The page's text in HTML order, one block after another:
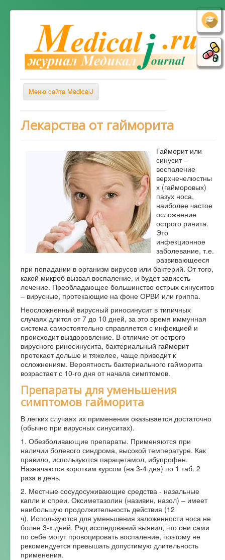
Меню сайта MedicalJ
Весь Медикал
Симптомы
Заболевания
Диагностика
Советы врача
Альтернативная медицина
Форум
Лекарства от гайморита
Гайморит или
синусит –
воспаление
верхнечелюстны
х (гайморовых)
пазух носа,
наиболее частое
осложнение
острого ринита.
Это
инфекционное
заболевание, т.е.
развивающееся
при попадании в организм вирусов или бактерий. От того,
какой микроб вызвал воспаление, и будет зависеть
лечение. Преобладающее большинство острых синуситов
– вирусные, протекающие на фоне ОРВИ или гриппа.
Неосложненный вирусный риносинусит в типичных
случаях длится от 7 до 10 дней, за это время иммунная
система самостоятельно справляется с инфекцией и
происходит выздоровление. В отличие от острого
вирусного риносинусита, бактериальный гайморит
протекает дольше и тяжелее, чаще приводит к
осложнениям. Вероятность бактериального гайморита
возрастает с 10-го дня от начала симптомов.
Препараты для уменьшения
симптомов гайморита
В легких случаях их применения оказывается достаточно
(обычно при вирусных синуситах).
1. Обезболивающие препараты. Применяются при
наличии болевого синдрома, высокой температуре. Как
правило, используются парацетамол, ибупрофен.
Назначаются коротким курсом (на 3-4 дня) по 1 таб. 2
раза в день.
2. Местные сосудосуживающие средства - назальные
капли и спреи. Оксиметазолин (називин, назол) – имеет
наибольшую продолжительность действия (12
ч). Используются для уменьшения заложенности носа не
более 3-х дней. Ряд исследований выявил, что они сами
по себе могут провоцировать воспаление, поэтому не
рекомендуется превышать допустимую длительность
применения.